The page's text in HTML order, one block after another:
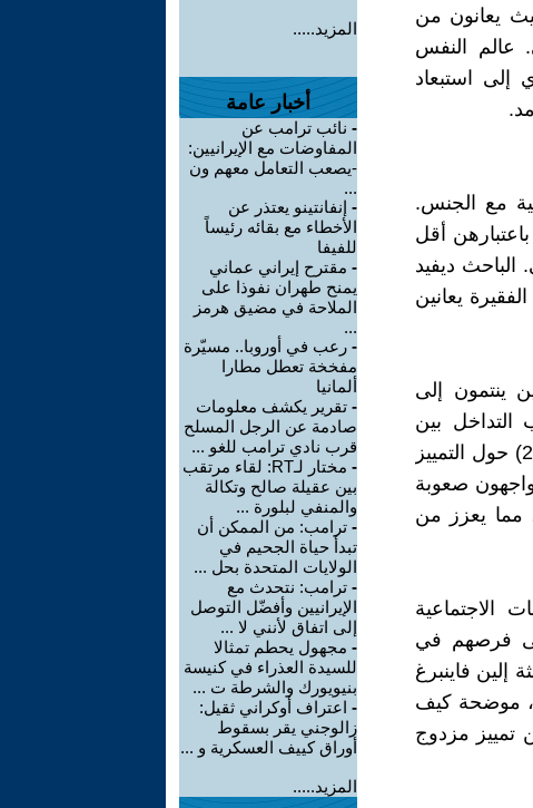
يعانون من
عالم النفس
إلى استبعاد
مع الجنس.
أقل
ديفيد
يعانين
ينتمون إلى
التداخل بين
العنصر العرقي والوضع الطبقي. في دراسة فرانسيس فينيغان (2008) حول التمييز
صعوبة
مما يعزز من
الاجتماعية
فرصهم في
إلين فاينبرغ
موضحة كيف
تمييز مزدوج
المزيد.....
أخبار عامة
- نائب ترامب عن
المفاوضات مع الإيرانيين:
-يصعب التعامل معهم ون
...
- إنفانتينو يعتذر عن
الأخطاء مع بقائه رئيساً
للفيفا
- مقترح إيراني عماني
يمنح طهران نفوذا على
الملاحة في مضيق هرمز
...
- رعب في أوروبا.. مسيّرة
مفخخة تعطل مطارا
ألمانيا
- تقرير يكشف معلومات
صادمة عن الرجل المسلح
قرب نادي ترامب للغو ...
-
مختار لـRT: لقاء مرتقب
بين عقيلة صالح وتكالة
والمنفي لبلورة ...
- ترامب: من الممكن أن
تبدأ حياة الجحيم في
الولايات المتحدة بحل ...
- ترامب: نتحدث مع
الإيرانيين وأفضّل التوصل
إلى اتفاق لأنني لا ...
- مجهول يحطم تمثالا
للسيدة العذراء في كنيسة
بنيويورك والشرطة ت ...
- اعتراف أوكراني ثقيل:
زالوجني يقر بسقوط
أوراق كييف العسكرية و ...
المزيد.....